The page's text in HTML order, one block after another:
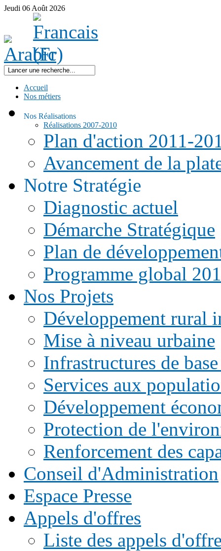
Jeudi 06 Août 2026
Accueil
Nos métiers
Nos Réalisations
Réalisations 2007-2010
Plan d'action 2011-
Avancement de la
Notre Stratégie
Diagnostic actuel
Démarche Stratégique
Plan de
Programme global
Nos Projets
Développement rural
Mise à niveau urbaine
Infrastructures de
Services aux
Développement
Protection de
Renforcement des
Conseil d'Administration
Espace Presse
Appels d'offres
Liste des appels